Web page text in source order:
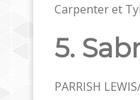
Carpenter et
5.
PARRISH